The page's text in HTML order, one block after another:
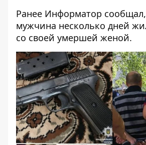
Ранее Информатор
мужчина несколько дней
со своей умершей женой.